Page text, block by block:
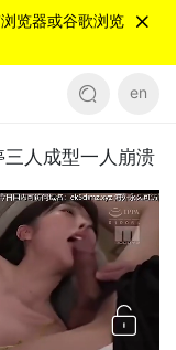
览器或谷歌浏览
en
人成型一人崩溃